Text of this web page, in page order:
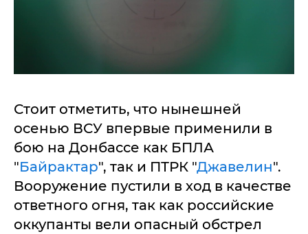
Стоит отметить, что нынешней
осенью ВСУ впервые применили в
бою на Донбассе как БПЛА
"Байрактар", так и ПТРК "Джавелин".
Вооружение пустили в ход в качестве
ответного огня, так как российские
оккупанты вели опасный обстрел